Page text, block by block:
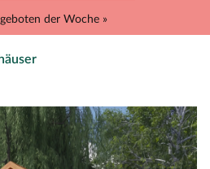
der Woche »